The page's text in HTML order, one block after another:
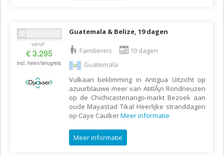
vanaf
€ 3.295
incl. heen/terugreis
Guatemala & Belize, 19 dagen
Familiereis
19 dagen
Guatemala
Vulkaan beklimming in Antigua Uitzicht op
azuurblauwe meer van AtitlÃ¡n Rondneuzen
op de Chichicastenango-markt Bezoek aan
oude Mayastad Tikal Heerlijke stranddagen
op Caye CaulkerMeer informatie
Meer informatie